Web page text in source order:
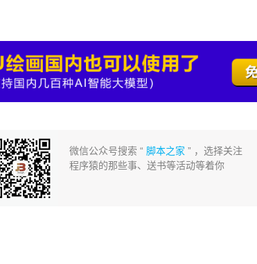
微信公众号搜索 “脚本之家 ” ，选择关注
程序猿的那些事、送书等活动等着你